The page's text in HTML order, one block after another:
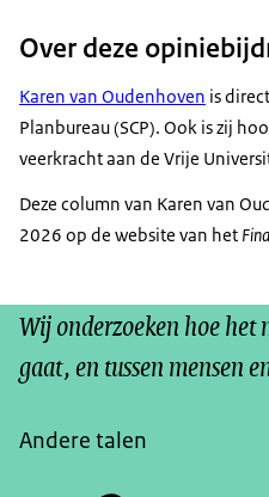
Over deze
Karen van Oudenhoven is
Planbureau (SCP). Ook is zij
veerkracht aan de Vrije
Deze column van Karen van
2026 op de website van het
Wij onderzoeken hoe het
gaat, en tussen mensen
Andere talen